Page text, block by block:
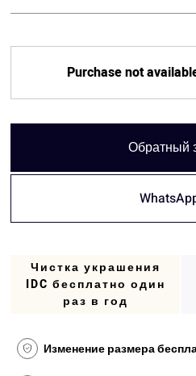
Purchase not
Обратный
Чистка украшения
IDC бесплатно один
раз в год
Изменение размера